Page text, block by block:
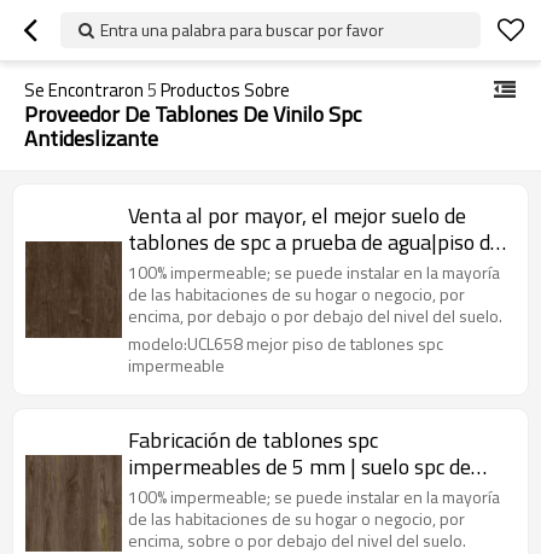
Entra una palabra para buscar por favor
Se Encontraron5Productos Sobre
Proveedor De Tablones De Vinilo Spc
Antideslizante
Venta al por mayor, el mejor suelo de
tablones de spc a prueba de agua|piso de
spc de clic con efecto de madera| piso spc
de núcleo rígido para uso en dormitorios
100% impermeable; se puede instalar en la mayoría
de las habitaciones de su hogar o negocio, por
encima, por debajo o por debajo del nivel del suelo.
modelo:UCL658 mejor piso de tablones spc
impermeable
Fabricación de tablones spc
impermeables de 5 mm | suelo spc de
diseño popular | piso spc de lujo para uso
de dormitorio
100% impermeable; se puede instalar en la mayoría
de las habitaciones de su hogar o negocio, por
encima, sobre o por debajo del nivel del suelo.